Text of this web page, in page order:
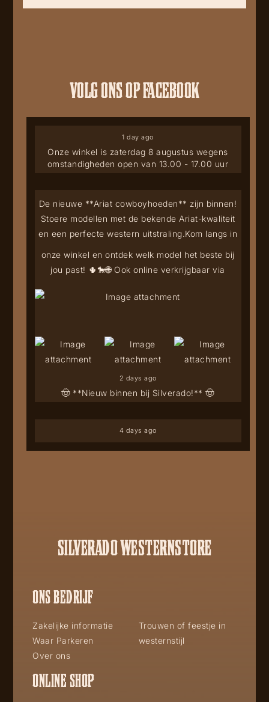
VOLG ONS OP FACEBOOK
Onze winkel is zaterdag 8 augustus wegens
omstandigheden open van 13.00 - 17.00 uur
1 day ago
🤠 **Nieuw binnen bij Silverado!** 🤠
De nieuwe **Ariat cowboyhoeden** zijn binnen!
Stoere modellen met de bekende Ariat-kwaliteit
en een perfecte western uitstraling.Kom langs in
onze winkel en ontdek welk model het beste bij
jou past! 🌵🐎🌐 Ook online verkrijgbaar via
2 days ago
4 days ago
SILVERADO WESTERNSTORE
ONS BEDRIJF
Zakelijke informatie
Waar Parkeren
Over ons
Trouwen of feestje in
westernstijl
ONLINE SHOP